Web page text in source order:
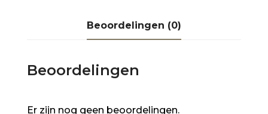
Beoordelingen (0)
Beoordelingen
Er zijn nog geen beoordelingen.